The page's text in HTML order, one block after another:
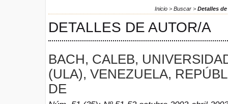
Inicio > Buscar > Detalles
DETALLES DE AUTOR/A
BACH, CALEB,
(ULA), VENEZUELA,
DE